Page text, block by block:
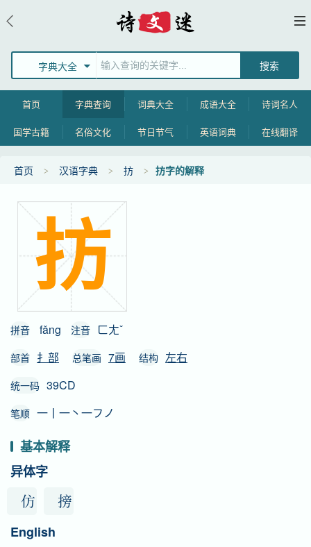
字典大全
首页 字典查询 词典大全 成语大全 诗词名人
国学古籍 名俗文化 节日节气 英语词典 在线翻译
首页 汉语字典 㧍 㧍字的解释
㧍
拼音 fǎng 注音 ㄈㄤˇ
部首 扌部 总笔画 7画 结构 左右
统一码 39CD
笔顺 一丨一丶一フノ
基本解释
异体字
仿 搒
English